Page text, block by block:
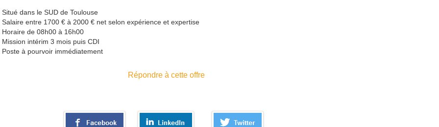
Situé dans le SUD de Toulouse
Salaire entre 1700 € à 2000 € net selon expérience et expertise
Horaire de 08h00 à 16h00
Mission intérim 3 mois puis CDI
Poste à pourvoir immédiatement
Répondre à cette offre